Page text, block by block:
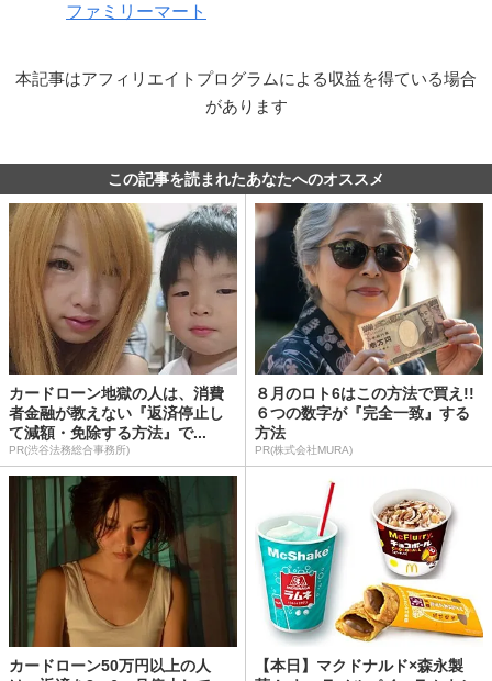
ファミリーマート
本記事はアフィリエイトプログラムによる収益を得ている場合
があります
この記事を読まれたあなたへのオススメ
カードローン地獄の人は、消費
者金融が教えない『返済停止し
て減額・免除する方法』で...
PR(渋谷法務総合事務所)
８月のロト6はこの方法で買え!!
６つの数字が『完全一致』する
方法
PR(株式会社MURA)
カードローン50万円以上の人
【本日】マクドナルド×森永製